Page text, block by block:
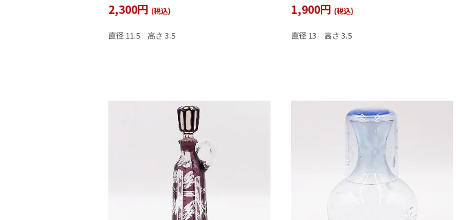
2,300円 (税込)
直径 11.5 高さ 3.5
1,900円 (税込)
直径 13 高さ 3.5